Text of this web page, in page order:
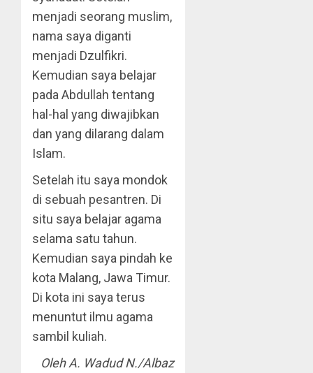
menjadi seorang muslim,
nama saya diganti
menjadi Dzulfikri.
Kemudian saya belajar
pada Abdullah tentang
hal-hal yang diwajibkan
dan yang dilarang dalam
Islam.
Setelah itu saya mondok
di sebuah pesantren. Di
situ saya belajar agama
selama satu tahun.
Kemudian saya pindah ke
kota Malang, Jawa Timur.
Di kota ini saya terus
menuntut ilmu agama
sambil kuliah.
Oleh A. Wadud N./Albaz